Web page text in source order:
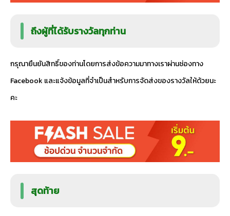
ถึงผู้ที่ได้รับรางวัลทุกท่าน
กรุณายืนยันสิทธิ์ของท่านโดยการส่งข้อความมาทางเราผ่านช่องทาง
Facebook และแจ้งข้อมูลที่จำเป็นสำหรับการจัดส่งของรางวัลให้ด้วยนะ
คะ
สุดท้าย